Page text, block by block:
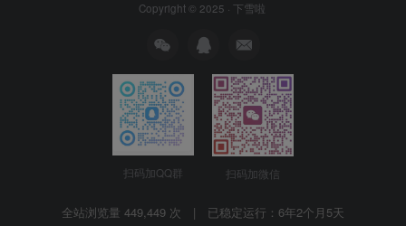
Copyright © 2025 · 下雪啦
扫码加QQ群 扫码加微信
全站浏览量 449,449 次 | 已稳定运行： 6年2个月5天